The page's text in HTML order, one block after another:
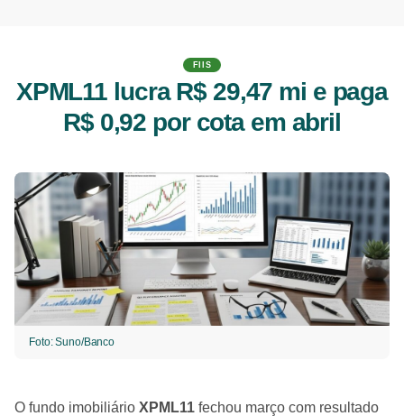
FIIS
XPML11 lucra R$ 29,47 mi e paga
R$ 0,92 por cota em abril
Foto: Suno/Banco
O fundo imobiliário XPML11 fechou março com resultado